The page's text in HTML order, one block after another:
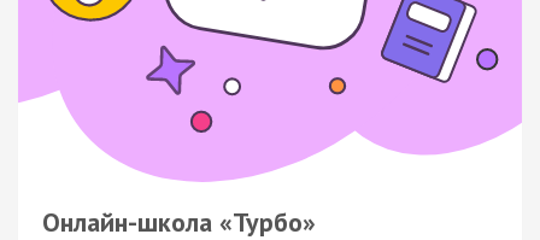
Онлайн-школа «Турбо»